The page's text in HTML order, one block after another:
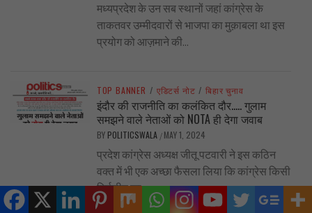
मध्यप्रदेश के उन सब स्थानों जहां कांग्रेस के
ताकतवर उम्मीदवारों से भाजपा का मुक़ाबला था इस
प्रयोग को आज़माने की...
TOP BANNER / एडिटर्स नोट / बिहार चुनाव
इंदौर की राजनीति का कलंकित दौर….. गुलाम
समझने वाले नेताओं को NOTA ही देगा जवाब
BY POLITICSWALA / MAY 1, 2024
प्रदेश कांग्रेस अध्यक्ष जीतू पटवारी ने इस कठिन
वक्त में भी एक अच्छा फैसला लिया कि कांग्रेस किसी
निर्दलीय का...